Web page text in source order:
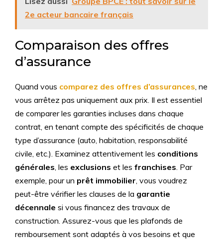
2e acteur bancaire français
Comparaison des offres
d’assurance
Quand vous comparez des offres d’assurances, ne
vous arrêtez pas uniquement aux prix. Il est essentiel
de comparer les garanties incluses dans chaque
contrat, en tenant compte des spécificités de chaque
type d’assurance (auto, habitation, responsabilité
civile, etc.). Examinez attentivement les conditions
générales, les exclusions et les franchises. Par
exemple, pour un prêt immobilier, vous voudrez
peut-être vérifier les clauses de la garantie
décennale si vous financez des travaux de
construction. Assurez-vous que les plafonds de
remboursement sont adaptés à vos besoins et que